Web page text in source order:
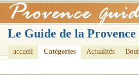
Le Guide de la
accueil Catégories Actualités